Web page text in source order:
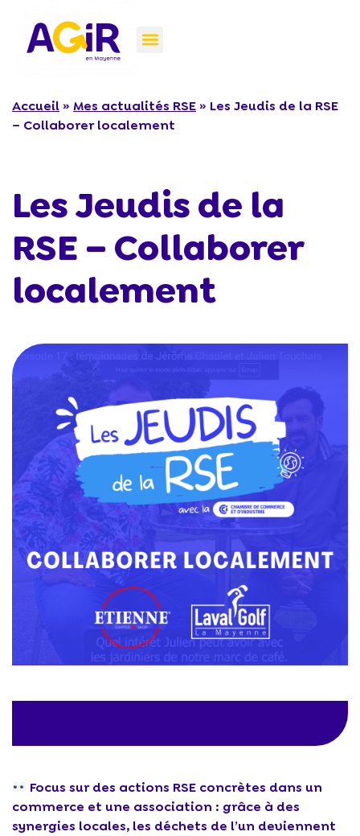
Accueil » Mes actualités RSE » Les Jeudis de la RSE
– Collaborer localement
Les Jeudis de la
RSE – Collaborer
localement
Focus sur des actions RSE concrètes dans un
commerce et une association : grâce à des
synergies locales, les déchets de l’un deviennent